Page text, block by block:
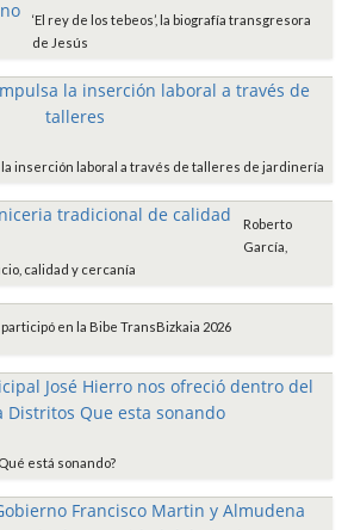
‘El rey de los tebeos’, la biografía transgresora
de Jesús
inserción laboral a través de talleres de jardinería
Roberto
García,
calidad y cercanía
participó en la Bibe TransBizkaia 2026
está sonando?